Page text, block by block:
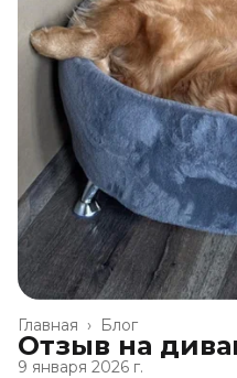
Блог
Главная ›
Отзыв на
9 января 2026 г.